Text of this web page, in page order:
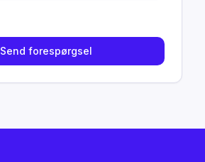
Send forespørgsel